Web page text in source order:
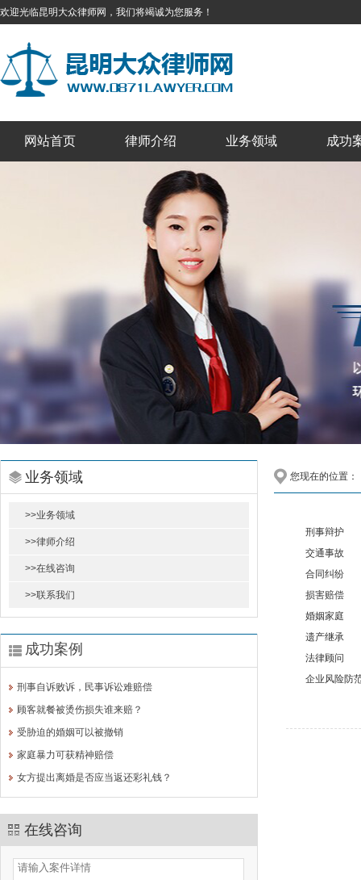
欢迎光临昆明大众律师网，我们将竭诚为您服务！
网站首页 律师介绍 业务领域 成功
业务领域
>>业务领域
>>律师介绍
>>在线咨询
>>联系我们
成功案例
刑事自诉败诉，民事诉讼难赔偿
顾客就餐被烫伤损失谁来赔？
受胁迫的婚姻可以被撤销
家庭暴力可获精神赔偿
女方提出离婚是否应当返还彩礼钱？
在线咨询
您现在的位置：
刑事辩护
交通事故
合同纠纷
损害赔偿
婚姻家庭
遗产继承
法律顾问
企业风险防